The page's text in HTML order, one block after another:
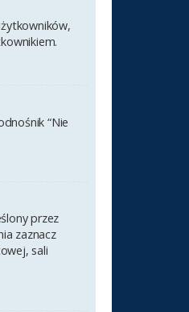
“Nie
przez
zaznacz
sali